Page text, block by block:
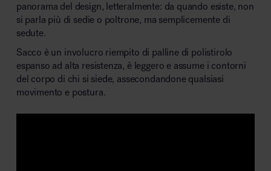
panorama del design, letteralmente: da quando esiste, non
si parla più di sedie o poltrone, ma semplicemente di
sedute.
Sacco è un involucro riempito di palline di polistirolo
espanso ad alta resistenza, è leggero e assume i contorni
del corpo di chi si siede, assecondandone qualsiasi
movimento e postura.